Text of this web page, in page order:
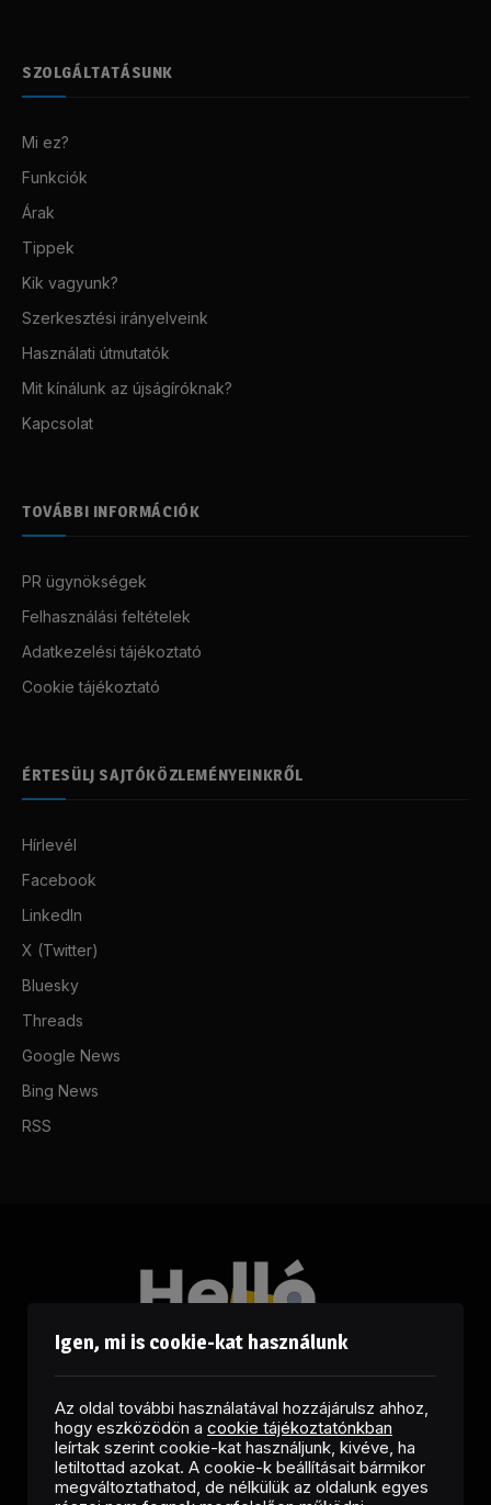
SZOLGÁLTATÁSUNK
Mi ez?
Funkciók
Árak
Tippek
Kik vagyunk?
Szerkesztési irányelveink
Használati útmutatók
Mit kínálunk az újságíróknak?
Kapcsolat
TOVÁBBI INFORMÁCIÓK
PR ügynökségek
Felhasználási feltételek
Adatkezelési tájékoztató
Cookie tájékoztató
ÉRTESÜLJ SAJTÓKÖZLEMÉNYEINKRŐL
Hírlevél
Facebook
LinkedIn
X (Twitter)
Bluesky
Threads
Google News
Bing News
RSS
FacebookLinkedInX
RSS
Igen, mi is cookie-kat használunk
Az oldal további használatával hozzájárulsz ahhoz,
hogy eszközödön a cookie tájékoztatónkban
leírtak szerint cookie-kat használjunk, kivéve, ha
letiltottad azokat. A cookie-k beállításait bármikor
megváltoztathatod, de nélkülük az oldalunk egyes